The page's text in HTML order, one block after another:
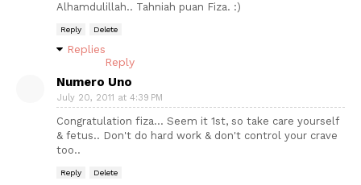
Alhamdulillah.. Tahniah puan Fiza. :)
Reply Delete
Replies
Reply
Numero Uno
July 20, 2011 at 4:39 PM
Congratulation fiza... Seem it 1st, so take care yourself
& fetus.. Don't do hard work & don't control your crave
too..
Reply Delete